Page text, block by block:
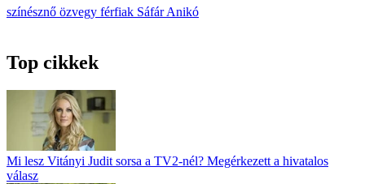
színésznő özvegy férfiak Sáfár Anikó
Top cikkek
Mi lesz Vitányi Judit sorsa a TV2-nél? Megérkezett a hivatalos
válasz